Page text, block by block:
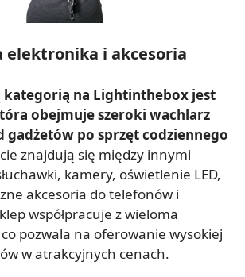
elektronika i akcesoria
kategorią na Lightinthebox jest
obejmuje szeroki wachlarz
po sprzęt codziennego
znajdują się między innymi
kamery, oświetlenie LED,
akcesoria do telefonów i
współpracuje z wieloma
pozwala na oferowanie wysokiej
w atrakcyjnych cenach.